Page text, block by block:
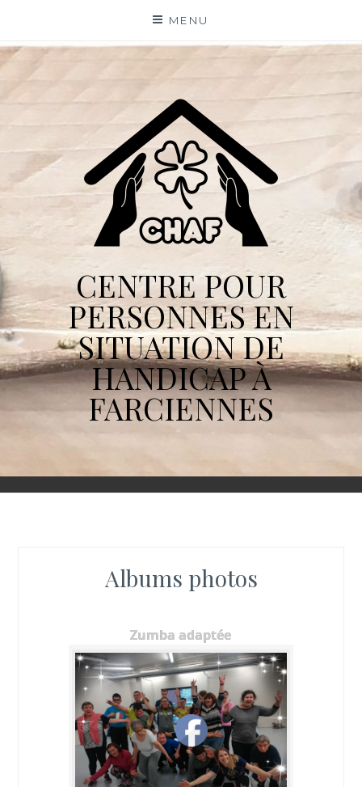
content
MENU
CENTRE POUR
PERSONNES EN
SITUATION DE
HANDICAP À
FARCIENNES
Albums photos
Zumba adaptée